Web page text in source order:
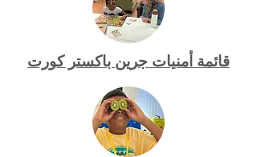
قائمة أمنيات جرين باكستر كورت